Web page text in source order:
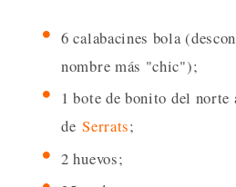
6 calabacines bola
nombre más "chic");
1 bote de bonito del
deSerrats;
2 huevos;